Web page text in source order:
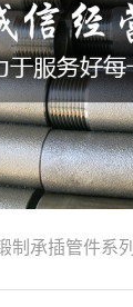
制承插管件系列